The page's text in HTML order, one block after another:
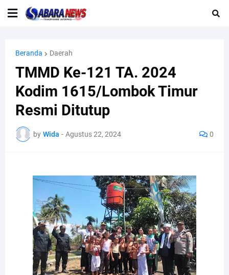
Beranda Daerah
TMMD Ke-121 TA. 2024
Kodim 1615/Lombok Timur
Resmi Ditutup
by Wida - Agustus 22, 2024 0